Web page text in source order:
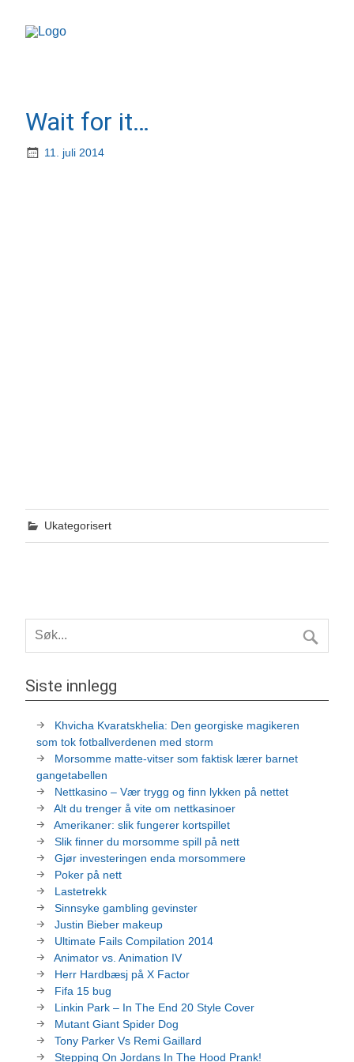
Wait for it…
11. juli 2014
Ukategorisert
Siste innlegg
Khvicha Kvaratskhelia: Den georgiske magikeren
som tok fotballverdenen med storm
Morsomme matte-vitser som faktisk lærer barnet
gangetabellen
Nettkasino – Vær trygg og finn lykken på nettet
Alt du trenger å vite om nettkasinoer
Amerikaner: slik fungerer kortspillet
Slik finner du morsomme spill på nett
Gjør investeringen enda morsommere
Poker på nett
Lastetrekk
Sinnsyke gambling gevinster
Justin Bieber makeup
Ultimate Fails Compilation 2014
Animator vs. Animation IV
Herr Hardbæsj på X Factor
Fifa 15 bug
Linkin Park – In The End 20 Style Cover
Mutant Giant Spider Dog
Tony Parker Vs Remi Gaillard
Stepping On Jordans In The Hood Prank!